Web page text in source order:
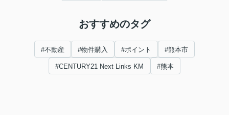
おすすめのタグ
#不動産 #物件購入 #ポイント #熊本市
#CENTURY21 Next Links KM #熊本